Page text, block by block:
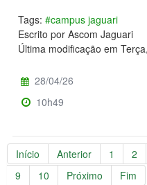
Tags: #campus jaguari
Escrito por Ascom Jaguari
Última modificação em
28/04/26
10h49
Início Anterior 1 2
9
10 Próximo
Fim